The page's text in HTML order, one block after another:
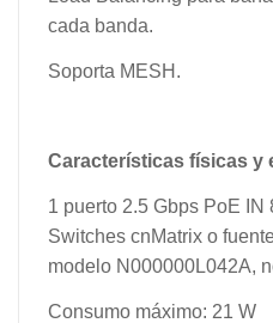
cada banda.
Soporta MESH.
Características físicas y
1 puerto 2.5 Gbps PoE IN
Switches cnMatrix o
modelo N000000L042A,
Consumo máximo: 21 W